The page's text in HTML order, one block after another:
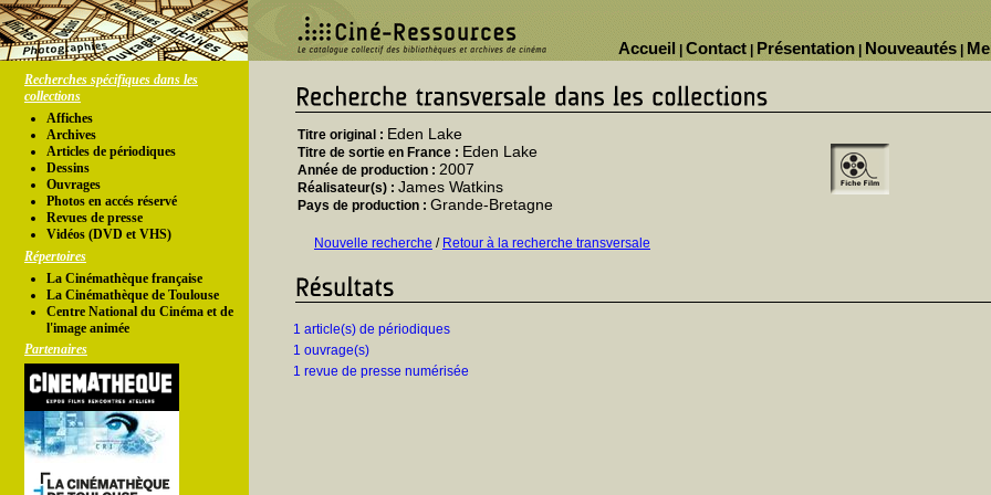
Nouveautés
Présentation
Contact
Accueil
Recherches spécifiques dans les
collections
Affiches
Archives
Articles de périodiques
Dessins
Ouvrages
Photos en accés réservé
Revues de presse
Vidéos (DVD et VHS)
Répertoires
La Cinémathèque française
La Cinémathèque de Toulouse
Centre National du Cinéma et de
l'image animée
Partenaires
Titre original : Eden Lake
Titre de sortie en France : Eden Lake
Année de production : 2007
Réalisateur(s) : James Watkins
Pays de production : Grande-Bretagne
Nouvelle recherche / Retour à la recherche transversale
1 article(s) de périodiques
1 ouvrage(s)
1 revue de presse numérisée